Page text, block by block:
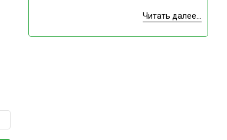
Читать далее...